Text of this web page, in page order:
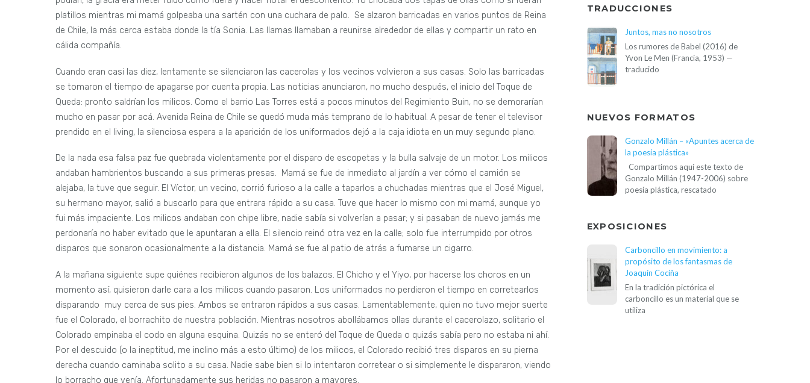
platillos mientras mi mamá golpeaba una sartén con una cuchara de palo. Se alzaron barricadas en varios puntos de Reina
de Chile, la más cerca estaba donde la tía Sonia. Las llamas llamaban a reunirse alrededor de ellas y compartir un rato en
cálida compañía.
Cuando eran casi las diez, lentamente se silenciaron las cacerolas y los vecinos volvieron a sus casas. Solo las barricadas
se tomaron el tiempo de apagarse por cuenta propia. Las noticias anunciaron, no mucho después, el inicio del Toque de
Queda: pronto saldrían los milicos. Como el barrio Las Torres está a pocos minutos del Regimiento Buin, no se demorarían
mucho en pasar por acá. Avenida Reina de Chile se quedó muda más temprano de lo habitual. A pesar de tener el televisor
prendido en el living, la silenciosa espera a la aparición de los uniformados dejó a la caja idiota en un muy segundo plano.
De la nada esa falsa paz fue quebrada violentamente por el disparo de escopetas y la bulla salvaje de un motor. Los milicos
andaban hambrientos buscando a sus primeras presas. Mamá se fue de inmediato al jardín a ver cómo el camión se
alejaba, la tuve que seguir. El Víctor, un vecino, corrió furioso a la calle a taparlos a chuchadas mientras que el José Miguel,
su hermano mayor, salió a buscarlo para que entrara rápido a su casa. Tuve que hacer lo mismo con mi mamá, aunque yo
fui más impaciente. Los milicos andaban con chipe libre, nadie sabía si volverían a pasar; y si pasaban de nuevo jamás me
perdonaría no haber evitado que le apuntaran a ella. El silencio reinó otra vez en la calle; solo fue interrumpido por otros
disparos que sonaron ocasionalmente a la distancia. Mamá se fue al patio de atrás a fumarse un cigarro.
A la mañana siguiente supe quiénes recibieron algunos de los balazos. El Chicho y el Yiyo, por hacerse los choros en un
momento así, quisieron darle cara a los milicos cuando pasaron. Los uniformados no perdieron el tiempo en corretearlos
disparando muy cerca de sus pies. Ambos se entraron rápidos a sus casas. Lamentablemente, quien no tuvo mejor suerte
fue el Colorado, el borrachito de nuestra población. Mientras nosotros abollábamos ollas durante el cacerolazo, solitario el
Colorado empinaba el codo en alguna esquina. Quizás no se enteró del Toque de Queda o quizás sabía pero no estaba ni ahí.
Por el descuido (o la ineptitud, me inclino más a esto último) de los milicos, el Colorado recibió tres disparos en su pierna
derecha cuando caminaba solito a su casa. Nadie sabe bien si lo intentaron corretear o si simplemente le dispararon, viendo
lo borracho que venía. Afortunadamente sus heridas no pasaron a mayores.
TRADUCCIONES
Juntos, mas no nosotros
Los rumores de Babel (2016) de
Yvon Le Men (Francia, 1953) —
traducido
NUEVOS FORMATOS
Gonzalo Millán – «Apuntes acerca de
la poesía plástica»
Compartimos aquí este texto de
Gonzalo Millán (1947-2006) sobre
poesía plástica, rescatado
EXPOSICIONES
Carboncillo en movimiento: a
propósito de los fantasmas de
Joaquín Cociña
En la tradición pictórica el
carboncillo es un material que se
utiliza